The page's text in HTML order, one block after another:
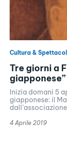
Cultura &
Tre giorni a
giapponese”
Inizia domani 5
giapponese: il
4 Aprile 2019